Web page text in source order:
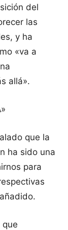
del
las
y ha
«va a
allá».
que la
ha sido una
para
que